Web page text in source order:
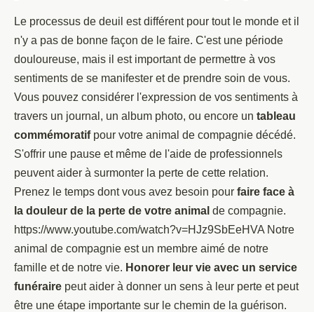
Le processus de deuil est différent pour tout le monde et il
n'y a pas de bonne façon de le faire. C'est une période
douloureuse, mais il est important de permettre à vos
sentiments de se manifester et de prendre soin de vous.
Vous pouvez considérer l'expression de vos sentiments à
travers un journal, un album photo, ou encore un tableau
commémoratifpour votre animal de compagnie décédé.
S'offrir une pause et même de l'aide de professionnels
peuvent aider à surmonter la perte de cette relation.
Prenez le temps dont vous avez besoin pour faire face à
la douleur de la perte de votre animal de compagnie.
https://www.youtube.com/watch?v=HJz9SbEeHVA Notre
animal de compagnie est un membre aimé de notre
famille et de notre vie. Honorer leur vie avec un service
funéraire peut aider à donner un sens à leur perte et peut
être une étape importante sur le chemin de la guérison.